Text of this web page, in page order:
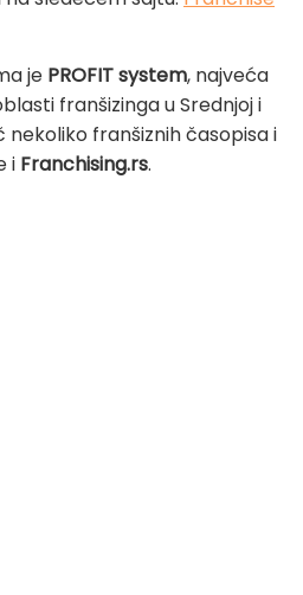
je PROFIT system, najveća
franšizinga u Srednjoj i
nekoliko franšiznih časopisa i
i Franchising.rs.